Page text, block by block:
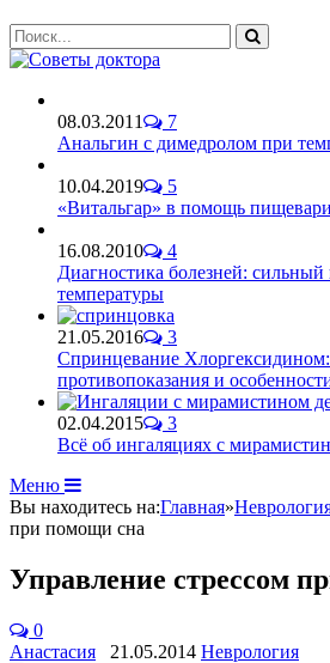
08.03.2011
7
Анальгин с димедролом при
10.04.2019
5
«Витальгар» в помощь
16.08.2010
4
Диагностика болезней: сильный
температуры
21.05.2016
3
Спринцевание Хлоргексидином:
противопоказания и
02.04.2015
3
Всё об ингаляциях с
Меню
Вы находитесь на:Главная»
при помощи сна
Управление стрессом
0
Анастасия
21.05.2014 Неврология